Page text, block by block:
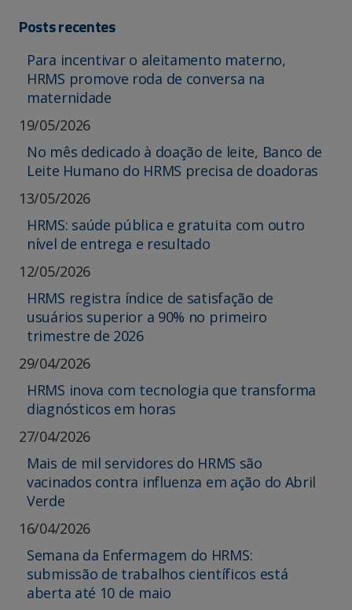
Posts recentes
Para incentivar o aleitamento materno,
HRMS promove roda de conversa na
maternidade
19/05/2026
No mês dedicado à doação de leite, Banco de
Leite Humano do HRMS precisa de doadoras
13/05/2026
HRMS: saúde pública e gratuita com outro
nível de entrega e resultado
12/05/2026
HRMS registra índice de satisfação de
usuários superior a 90% no primeiro
trimestre de 2026
29/04/2026
HRMS inova com tecnologia que transforma
diagnósticos em horas
27/04/2026
Mais de mil servidores do HRMS são
vacinados contra influenza em ação do Abril
Verde
16/04/2026
Semana da Enfermagem do HRMS:
submissão de trabalhos científicos está
aberta até 10 de maio